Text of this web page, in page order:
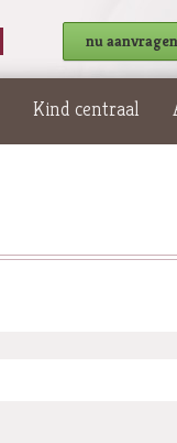
nu aanvragen
Kind centraal